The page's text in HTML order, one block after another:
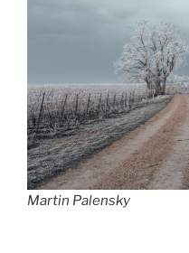
Martin Palensky